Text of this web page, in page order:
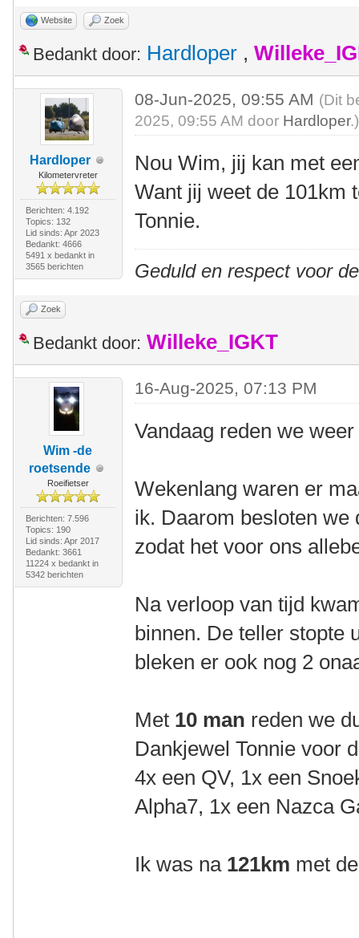
Website Zoek
Bedankt door: Hardloper ,
Hardloper
Kilometervreter
Berichten: 4.192
Topics: 132
Lid sinds: Apr 2023
Bedankt: 4666
5491 x bedankt in
3565 berichten
08-Jun-2025, 09:55 AM (Dit
2025, 09:55 AM door Hardloper.)
Nou Wim, jij kan met
Want jij weet de 101km
Tonnie.
Geduld en respect voor
Zoek
Bedankt door: Willeke_IGKT
Wim -de
roetsende
Roeifietser
Berichten: 7.596
Topics: 190
Lid sinds: Apr 2017
Bedankt: 3661
11224 x bedankt in
5342 berichten
16-Aug-2025, 07:13 PM
Vandaag reden we
Wekenlang waren er
ik. Daarom besloten we
zodat het voor ons
Na verloop van tijd
binnen. De teller stopte
bleken er ook nog 2
Met 10 man reden we
Dankjewel Tonnie voor
4x een QV, 1x een
Alpha7, 1x een Nazca
Ik was na 121km met